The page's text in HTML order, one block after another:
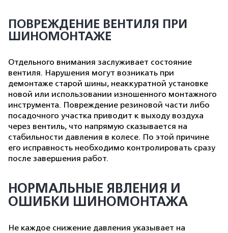
ПОВРЕЖДЕНИЕ ВЕНТИЛЯ ПРИ
ШИНОМОНТАЖЕ
Отдельного внимания заслуживает состояние
вентиля. Нарушения могут возникать при
демонтаже старой шины, неаккуратной установке
новой или использовании изношенного монтажного
инструмента. Повреждение резиновой части либо
посадочного участка приводит к выходу воздуха
через вентиль, что напрямую сказывается на
стабильности давления в колесе. По этой причине
его исправность необходимо контролировать сразу
после завершения работ.
НОРМАЛЬНЫЕ ЯВЛЕНИЯ И
ОШИБКИ ШИНОМОНТАЖА
Не каждое снижение давления указывает на